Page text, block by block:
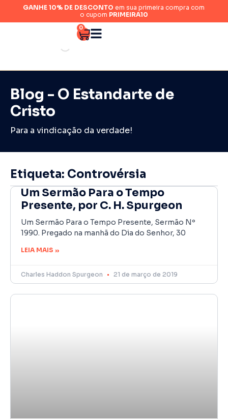
GANHE 10% DE DESCONTO em sua primeira compra com
o cupom PRIMEIRA10
0
Blog - O Estandarte de
Cristo
Para a vindicação da verdade!
Etiqueta: Controvérsia
Um Sermão Para o Tempo
Presente, por C. H. Spurgeon
Um Sermão Para o Tempo Presente, Sermão Nº
1990. Pregado na manhã do Dia do Senhor, 30
LEIA MAIS »
Charles Haddon Spurgeon 21 de março de 2019